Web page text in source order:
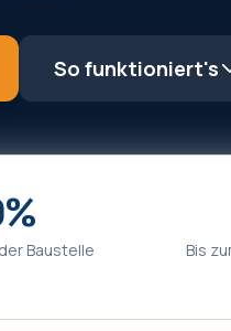
So funktioniert's
Baustelle Bis